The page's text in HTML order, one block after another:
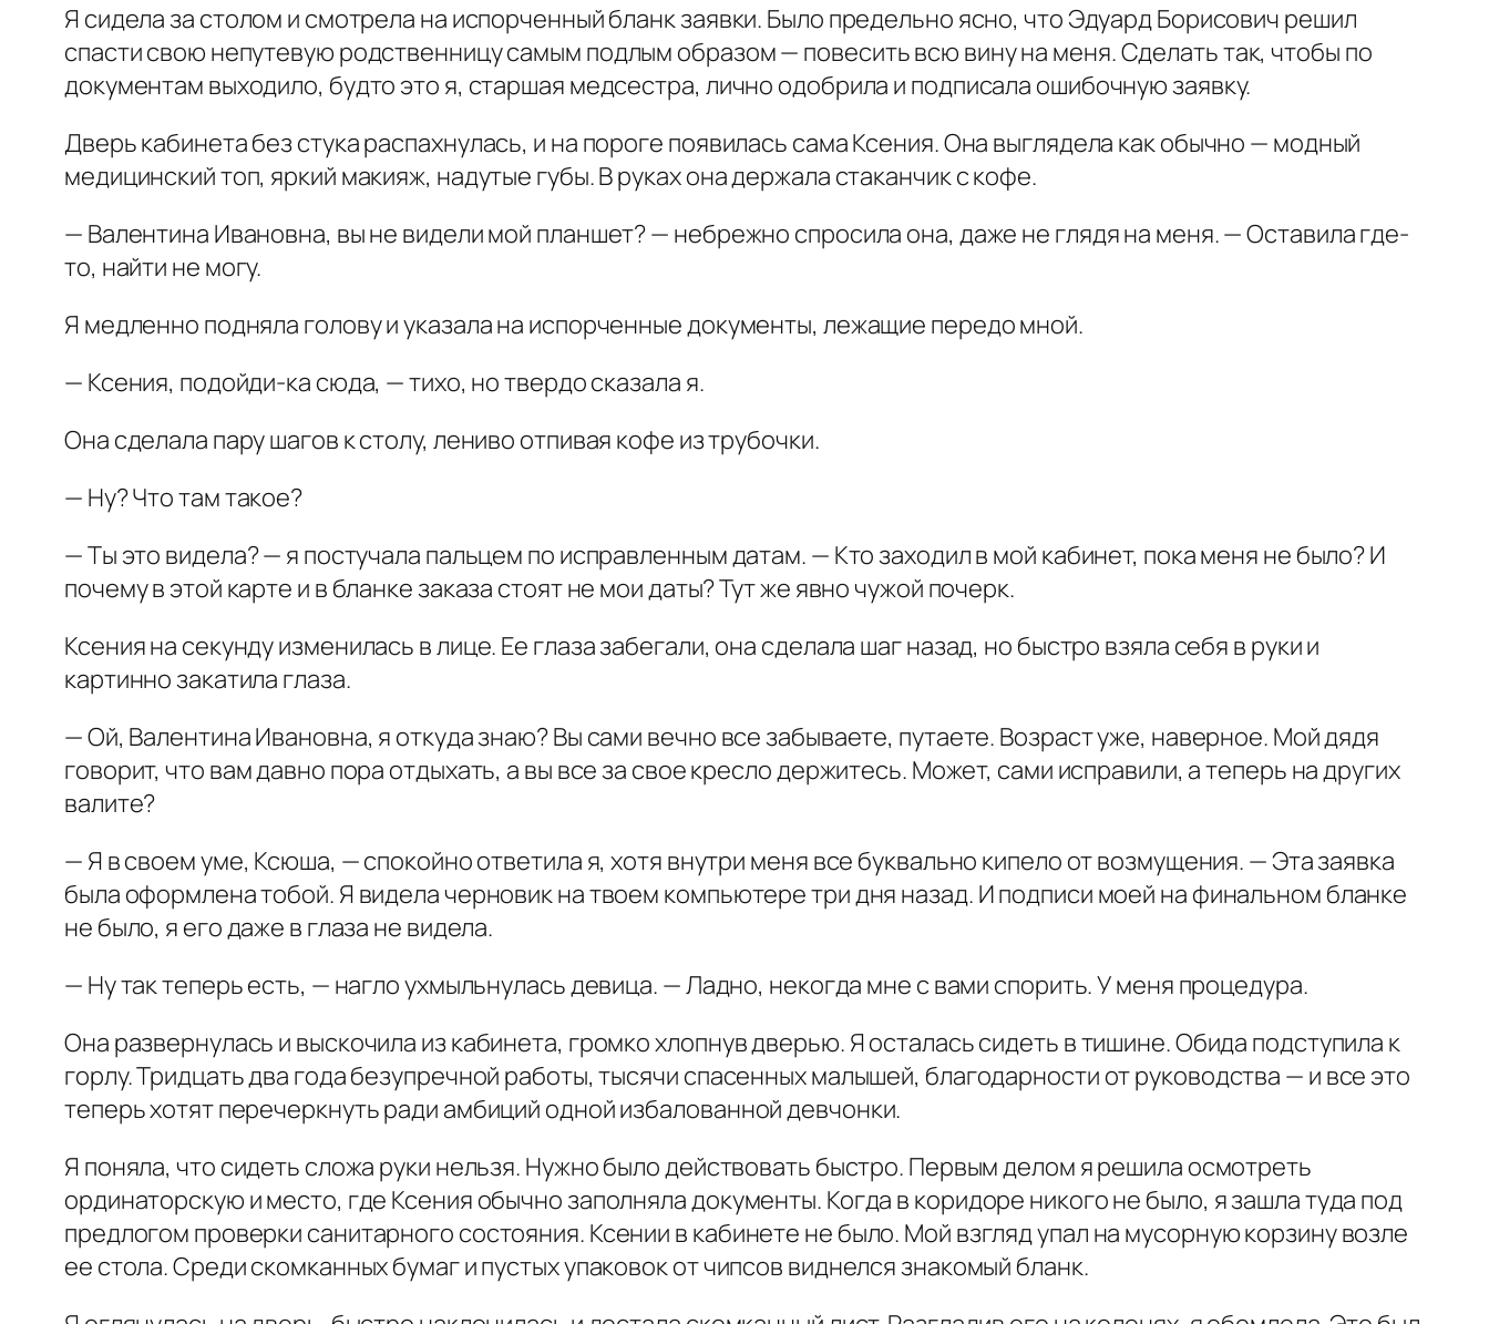
Я сидела за столом и смотрела на испорченный бланк заявки. Было предельно ясно, что Эдуард Борисович решил
спасти свою непутевую родственницу самым подлым образом — повесить всю вину на меня. Сделать так, чтобы по
документам выходило, будто это я, старшая медсестра, лично одобрила и подписала ошибочную заявку.
Дверь кабинета без стука распахнулась, и на пороге появилась сама Ксения. Она выглядела как обычно — модный
медицинский топ, яркий макияж, надутые губы. В руках она держала стаканчик с кофе.
— Валентина Ивановна, вы не видели мой планшет? — небрежно спросила она, даже не глядя на меня. — Оставила где-
то, найти не могу.
Я медленно подняла голову и указала на испорченные документы, лежащие передо мной.
— Ксения, подойди-ка сюда, — тихо, но твердо сказала я.
Она сделала пару шагов к столу, лениво отпивая кофе из трубочки.
— Ну? Что там такое?
— Ты это видела? — я постучала пальцем по исправленным датам. — Кто заходил в мой кабинет, пока меня не было? И
почему в этой карте и в бланке заказа стоят не мои даты? Тут же явно чужой почерк.
Ксения на секунду изменилась в лице. Ее глаза забегали, она сделала шаг назад, но быстро взяла себя в руки и
картинно закатила глаза.
— Ой, Валентина Ивановна, я откуда знаю? Вы сами вечно все забываете, путаете. Возраст уже, наверное. Мой дядя
говорит, что вам давно пора отдыхать, а вы все за свое кресло держитесь. Может, сами исправили, а теперь на других
валите?
— Я в своем уме, Ксюша, — спокойно ответила я, хотя внутри меня все буквально кипело от возмущения. — Эта заявка
была оформлена тобой. Я видела черновик на твоем компьютере три дня назад. И подписи моей на финальном бланке
не было, я его даже в глаза не видела.
— Ну так теперь есть, — нагло ухмыльнулась девица. — Ладно, некогда мне с вами спорить. У меня процедура.
Она развернулась и выскочила из кабинета, громко хлопнув дверью. Я осталась сидеть в тишине. Обида подступила к
горлу. Тридцать два года безупречной работы, тысячи спасенных малышей, благодарности от руководства — и все это
теперь хотят перечеркнуть ради амбиций одной избалованной девчонки.
Я поняла, что сидеть сложа руки нельзя. Нужно было действовать быстро. Первым делом я решила осмотреть
ординаторскую и место, где Ксения обычно заполняла документы. Когда в коридоре никого не было, я зашла туда под
предлогом проверки санитарного состояния. Ксении в кабинете не было. Мой взгляд упал на мусорную корзину возле
ее стола. Среди скомканных бумаг и пустых упаковок от чипсов виднелся знакомый бланк.